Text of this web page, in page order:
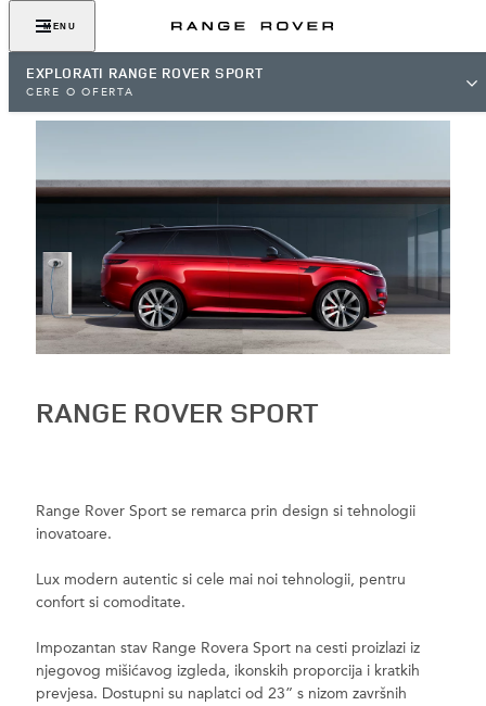
MENU
EXPLORATI RANGE ROVER SPORT
CERE O OFERTA
RANGE ROVER SPORT
Range Rover Sport se remarca prin design si tehnologii
inovatoare.
Lux modern autentic si cele mai noi tehnologii, pentru
confort si comoditate.
Impozantan stav Range Rovera Sport na cesti proizlazi iz
njegovog mišićavog izgleda, ikonskih proporcija i kratkih
prevjesa. Dostupni su naplatci od 23” s nizom završnih